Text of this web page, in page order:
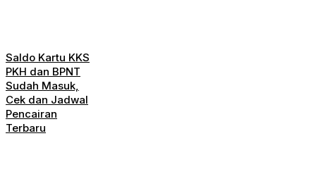
Saldo Kartu KKS
PKH dan BPNT
Sudah Masuk,
Cek dan Jadwal
Pencairan
Terbaru